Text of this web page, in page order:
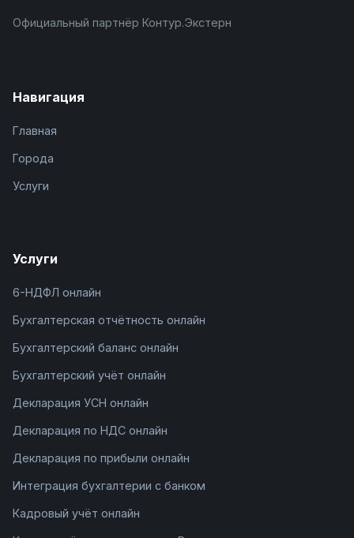
Официальный партнёр Контур.Экстерн
Навигация
Главная
Города
Услуги
Услуги
6-НДФЛ онлайн
Бухгалтерская отчётность онлайн
Бухгалтерский баланс онлайн
Бухгалтерский учёт онлайн
Декларация УСН онлайн
Декларация по НДС онлайн
Декларация по прибыли онлайн
Интеграция бухгалтерии с банком
Кадровый учёт онлайн